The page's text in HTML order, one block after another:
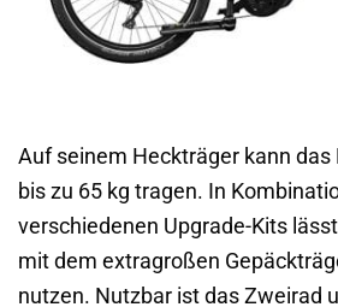
Auf seinem Heckträger kann
bis zu 65 kg tragen. In
verschiedenen Upgrade-Kits
mit dem extragroßen
nutzen. Nutzbar ist das Zweirad